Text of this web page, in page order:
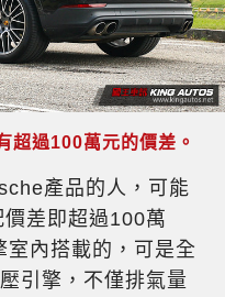
過100萬元的價差。
產品的人，可能
差即超過100萬
內搭載的，可是全
引擎，不僅排氣量